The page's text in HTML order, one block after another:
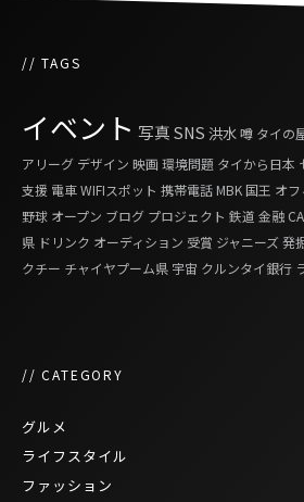
// TAGS
イベント 写真SNS 洪水噂 タイの
アリーグ デザイン 映画 環境問題 タイから日本
支援 電車WIFIスポット 携帯電話 MBK 国王 オフ
野球 オープン ブログ プロジェクト 鉄道 金融
県 ドリンク オーディション 受賞 ジャニーズ発
クチー チャイヤプーム県 宇宙 クルンタイ銀行
// CATEGORY
グルメ
ライフスタイル
ファッション